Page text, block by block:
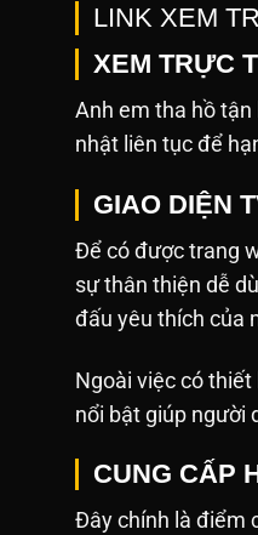
LINK XEM
XEM TRỰC
Anh em tha hồ
nhật liên tục để
GIAO DIỆN
Để có được trang
sự thân thiện dễ
đấu yêu thích của
Ngoài việc có
nổi bật giúp người
CUNG CẤP
Đây chính là điểm